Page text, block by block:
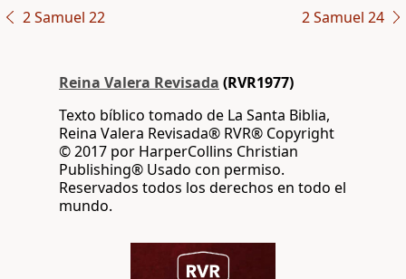
2 Samuel 22 2 Samuel 24
Reina Valera Revisada (RVR1977)
Texto bíblico tomado de La Santa Biblia,
Reina Valera Revisada® RVR® Copyright
© 2017 por HarperCollins Christian
Publishing® Usado con permiso.
Reservados todos los derechos en todo el
mundo.